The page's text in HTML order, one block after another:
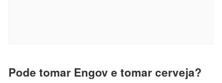
Pode tomar Engov e tomar cerveja?